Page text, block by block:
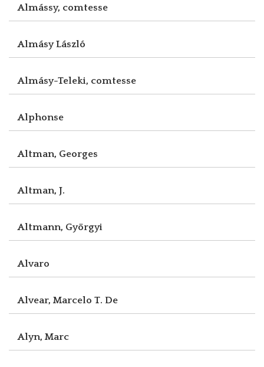
Almássy, comtesse
Almásy László
Almásy-Teleki, comtesse
Alphonse
Altman, Georges
Altman, J.
Altmann, Györgyi
Alvaro
Alvear, Marcelo T. De
Alyn, Marc